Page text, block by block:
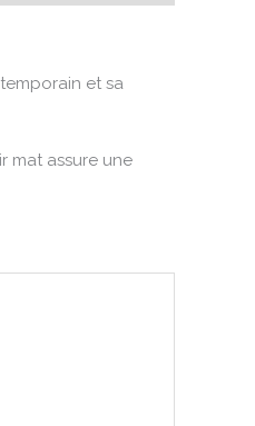
et sa
mat assure une